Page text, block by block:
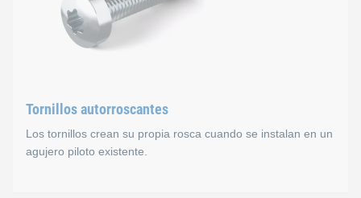
Tornillos autorroscantes
Los tornillos crean su propia rosca cuando se instalan en un
agujero piloto existente.